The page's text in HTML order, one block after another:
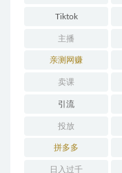
Tiktok
主播
亲测网赚
卖课
引流
投放
拼多多
日入过千